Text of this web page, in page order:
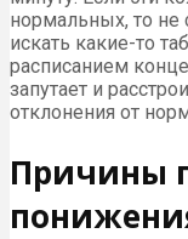
нормальных, то не
искать какие-то
расписанием
запутает и
отклонения от
Причины